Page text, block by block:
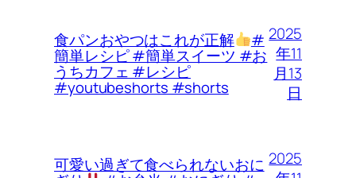
食パンおやつはこれが正解 #
簡単レシピ #簡単スイーツ #お
うちカフェ #レシピ
#youtubeshorts #shorts
2025
年11
月13
日
可愛い過ぎて食べられないおに 2025